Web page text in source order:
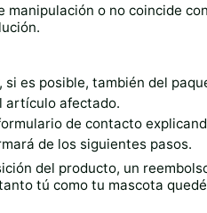
o no coincide
es posible, también del
artículo afectado.
de contacto
de los siguientes pasos.
del producto, un
tú como tu mascota